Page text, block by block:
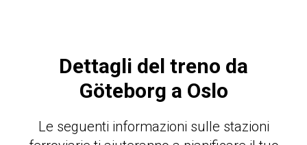
Dettagli del treno da
Göteborg a Oslo
Le seguenti informazioni sulle stazioni